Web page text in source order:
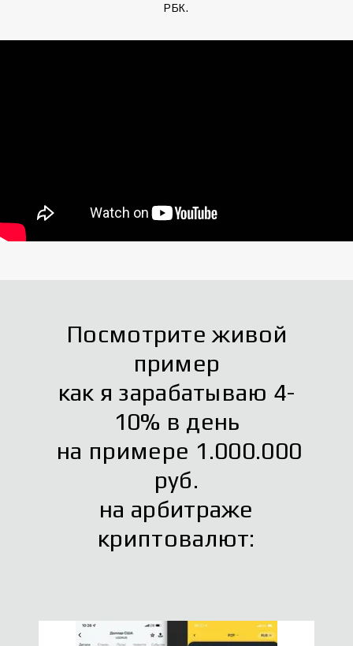
РБК.
Посмотрите живой
пример
как я зарабатываю 4-
10% в день
на примере 1.000.000
руб.
на арбитраже
криптовалют: